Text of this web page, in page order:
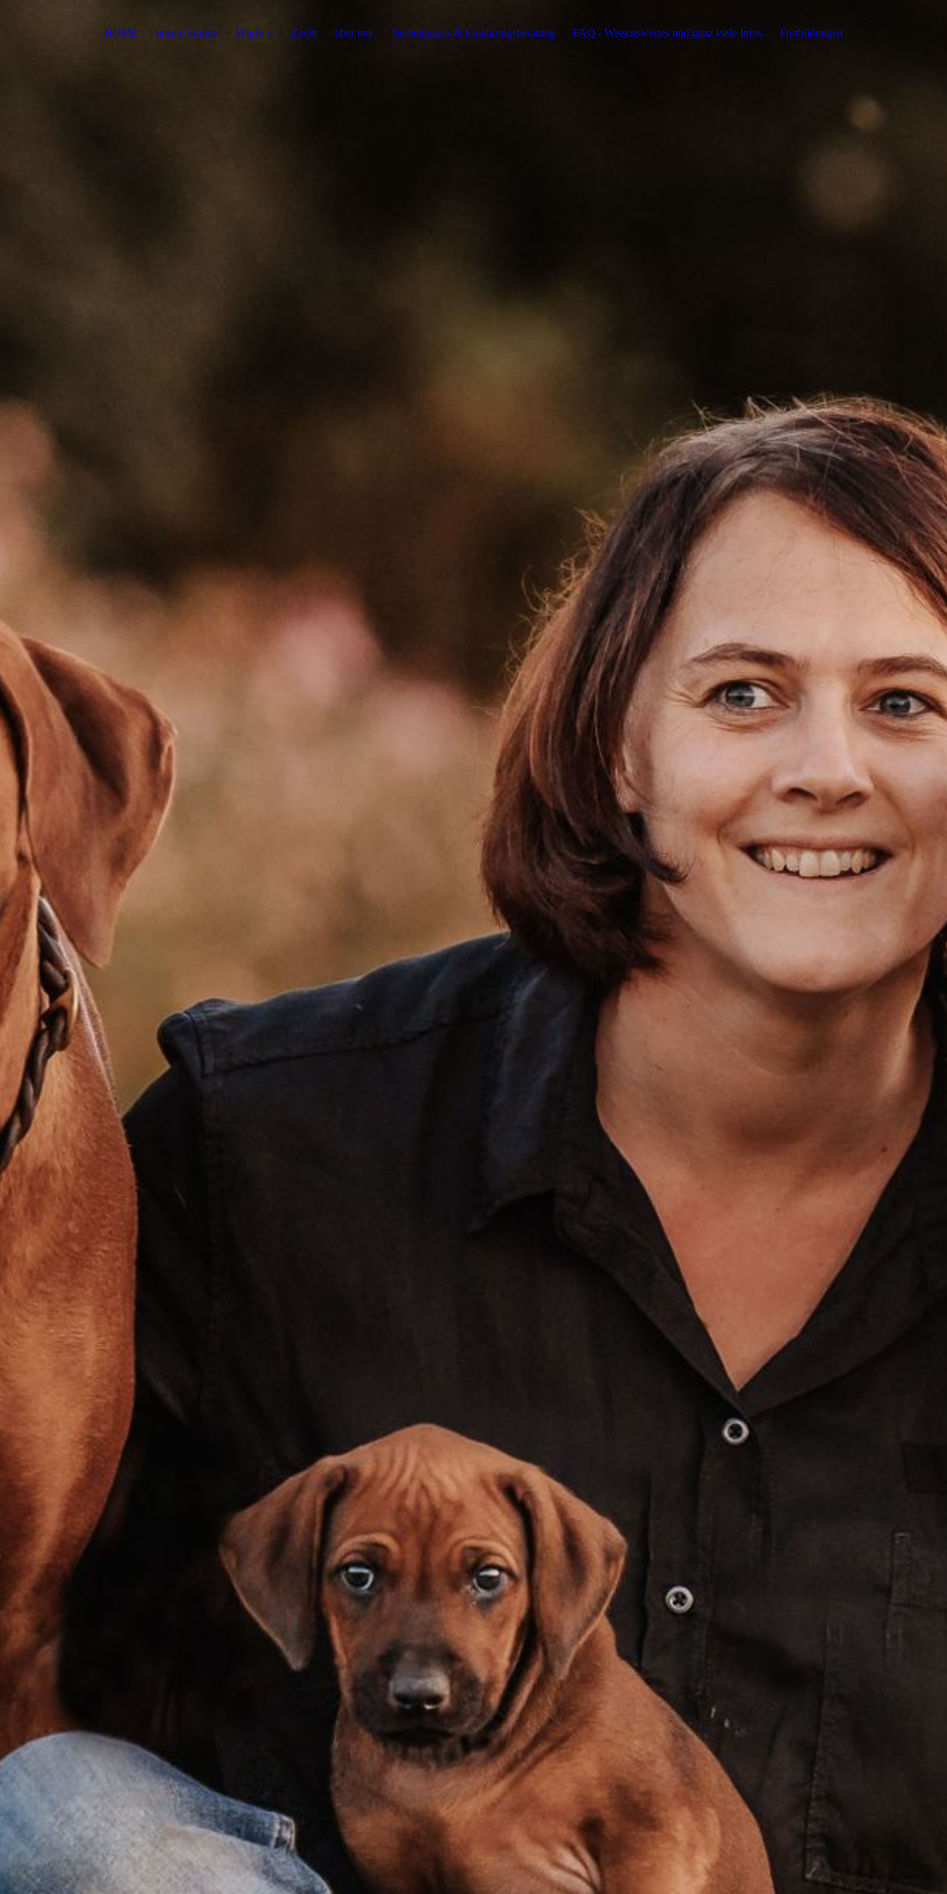
HOME unsere Hunde Würfe Zucht über uns Tierheilpraxis & Ernährungsberatung FAQ - Wissenswertes und ganz viele Infos Fortbildungen